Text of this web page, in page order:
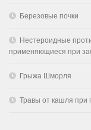
Березовые почки
Нестероидные
применяющиеся при
Грыжа Шморля
Травы от кашля